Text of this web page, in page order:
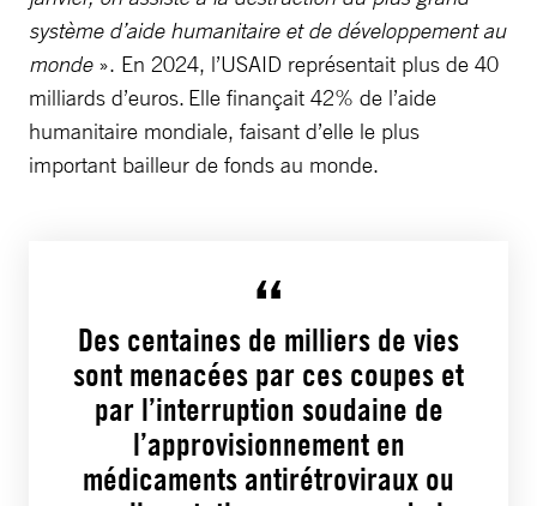
système d’aide humanitaire et de développement au
monde ». En 2024, l’USAID représentait plus de 40
milliards d’euros. Elle finançait 42% de l’aide
humanitaire mondiale, faisant d’elle le plus
important bailleur de fonds au monde.
Des centaines de milliers de vies
sont menacées par ces coupes et
par l’interruption soudaine de
l’approvisionnement en
médicaments antirétroviraux ou